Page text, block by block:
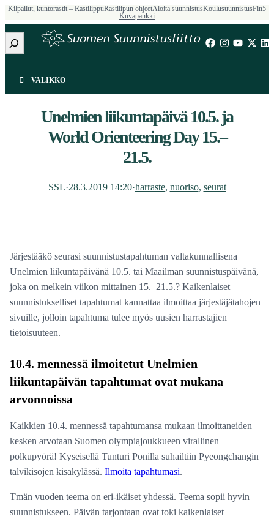
Kilpailut, kuntorastit – RastilippuRastilipun ohjeetAloita suunnistusKoulusuunnistusFin5
Kuvapankki
Etsi
VALIKKO
Unelmien liikuntapäivä 10.5. ja
World Orienteering Day 15.–
21.5.
SSL·28.3.2019 14:20·harraste, nuoriso, seurat
Järjestääkö seurasi suunnistustapahtuman valtakunnallisena
Unelmien liikuntapäivänä 10.5. tai Maailman suunnistuspäivänä,
joka on melkein viikon mittainen 15.–21.5.? Kaikenlaiset
suunnistukselliset tapahtumat kannattaa ilmoittaa järjestäjätahojen
sivuille, jolloin tapahtuma tulee myös uusien harrastajien
tietoisuuteen.
10.4. mennessä ilmoitetut Unelmien
liikuntapäivän tapahtumat ovat mukana
arvonnoissa
Kaikkien 10.4. mennessä tapahtumansa mukaan ilmoittaneiden
kesken arvotaan Suomen olympiajoukkueen virallinen
polkupyörä! Kyseisellä Tunturi Ponilla suhailtiin Pyeongchangin
talvikisojen kisakylässä. Ilmoita tapahtumasi.
Tmän vuoden teema on eri-ikäiset yhdessä. Teema sopii hyvin
suunnistukseen. Päivän tarjontaan ovat toki kaikenlaiset